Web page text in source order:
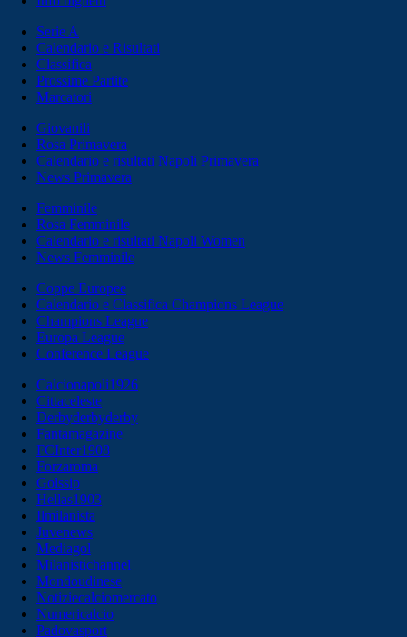
Serie A
Calendario e Risultati
Classifica
Prossime Partite
Marcatori
Giovanili
Rosa Primavera
Calendario e risultati Napoli Primavera
News Primavera
Femminile
Rosa Femminile
Calendario e risultati Napoli Women
News Femminile
Coppe Europee
Calendario e Classifica Champions League
Champions League
Europa League
Conference League
Calcionapoli1926
Cittaceleste
Derbyderbyderby
Fantamagazine
FCInter1908
Forzaroma
Golssip
Hellas1903
Ilmilanista
Juvenews
Mediagol
Milanistichannel
Mondoudinese
Notiziecalciomercato
Numericalcio
Padovasport